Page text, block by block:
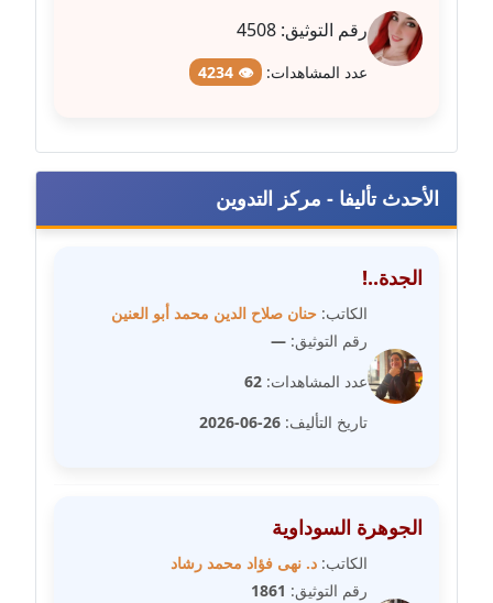
مدونة علي الصادق
عاملة
مدونة عماد مصباح
مدونة عمرو عاطف
عاملة
مدونة غادة زهران
عاملة
مدونة غازي جابر
عاملة
رقم التوثيق: 4508
عدد المشاهدات: 👁 4234
الأحدث تأليفا - مركز التدوين
الجدة..!
الكاتب: حنان صلاح الدين محمد أبو العنين
رقم التوثيق: —
عدد المشاهدات: 62
تاريخ التأليف: 26-06-2026
الجوهرة السوداوية
الكاتب: د. نهى فؤاد محمد رشاد
رقم التوثيق: 1861